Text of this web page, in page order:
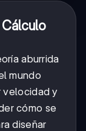
aburrida
mundo
velocidad y
cómo se
diseñar